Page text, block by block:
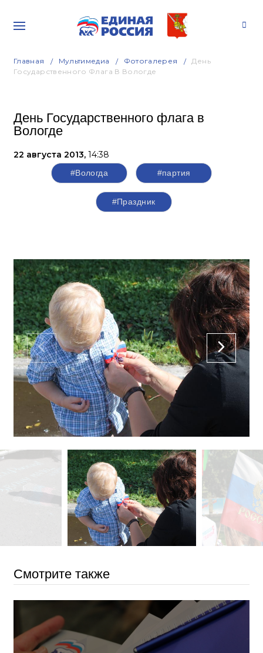
Главная Мультимедиа Фотогалерея
День
Государственного Флага В Вологде
День Государственного флага в
Вологде
22 августа 2013, 14:38
#Вологда #партия
#Праздник
Смотрите также